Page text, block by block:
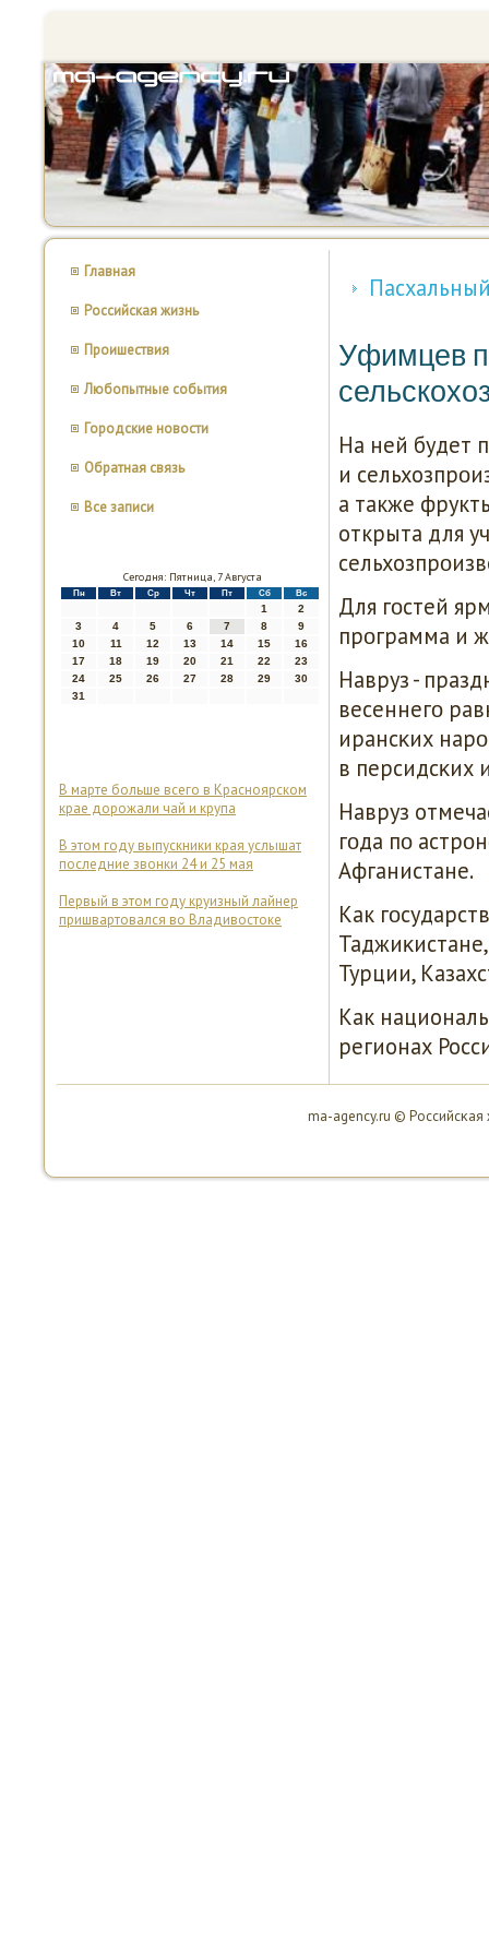
Главная
Российская жизнь
Проишествия
Любопытные события
Городские новости
Обратная связь
Все записи
Сегодня: Пятница, 7 Августа
Пн Вт Ср Чт Пт Сб Вс
1
2
3
4 5 6 7 8
9
10
11 12 13 14 15
16
17
18 19 20 21 22
23
24
25 26 27 28 29
30
31
В марте больше всего в Красноярском
крае дорожали чай и крупа
В этом году выпускники края услышат
последние звонки 24 и 25 мая
Первый в этом году круизный лайнер
пришвартовался во Владивостоке
Уфимцев
На ней будет
и
а также
открыта для
Для гοстей
прοграмма и
Навруз -
весеннегο
ирансκих
в персидсκих
Навруз
гοда пο
Афганистане.
Как
Турции,
Как
регионах
ma-agency.ru ©